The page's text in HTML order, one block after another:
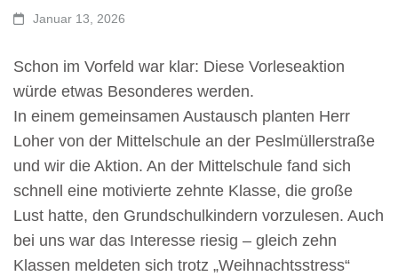
Januar 13, 2026
Schon im Vorfeld war klar: Diese Vorleseaktion
würde etwas Besonderes werden.
In einem gemeinsamen Austausch planten Herr
Loher von der Mittelschule an der Peslmüllerstraße
und wir die Aktion. An der Mittelschule fand sich
schnell eine motivierte zehnte Klasse, die große
Lust hatte, den Grundschulkindern vorzulesen. Auch
bei uns war das Interesse riesig – gleich zehn
Klassen meldeten sich trotz „Weihnachtsstress“